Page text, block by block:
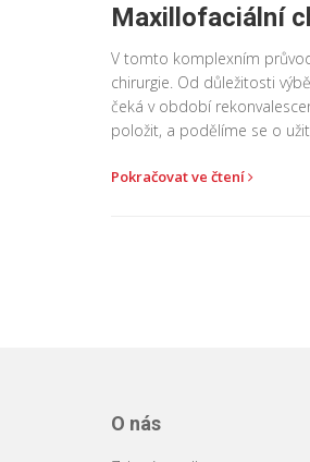
Maxillofaciální
V tomto komplexním
chirurgie. Od důležitosti
čeká v období
položit, a podělíme se o
Pokračovat ve čtení
O nás